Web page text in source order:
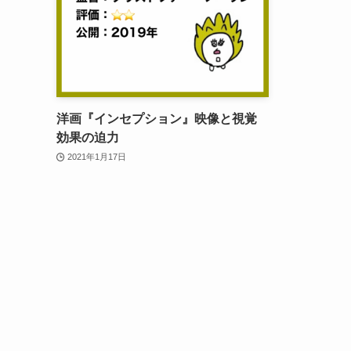
洋画『インセプション』映像と視覚
効果の迫力
2021年1月17日